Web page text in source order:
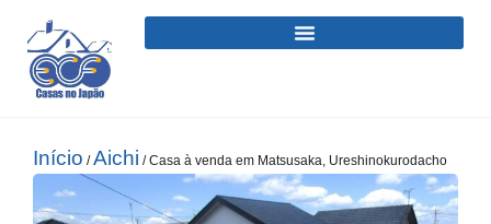
Início /Aichi / Casa à venda em Matsusaka, Ureshinokurodacho